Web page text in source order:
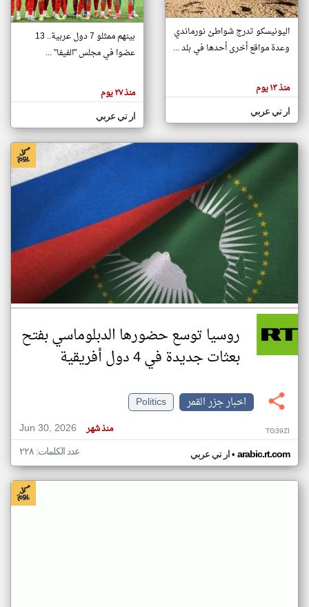
تغيير الدولة
اخبار جزر القمر على مدار الساعة
أهم اخبار جزر القمر العاجلة والمباشرة
هنا عن
وجهة
كاتبيها.
اليونيسكو تدرج شواطئ نورماندي
وعدة مواقع أخرى أحدها في بلد ...
منذ ١٣ يوم
ار تي عربي
بينهم ممثلو 7 دول عربية.. 13
عضوا في مجلس "الفيفا" ...
منذ ٢٧ يوم
ار تي عربي
روسيا توسع حضورها الدبلوماسي بفتح
بعثات جديدة في 4 دول أفريقية
اخبار جزر القمر
Politics
Jun 30, 2026
منذ شهر TG39ZI
ار تي عربي• arabic.rt.com عدد الكلمات: ٢٢٨
klyoum.com